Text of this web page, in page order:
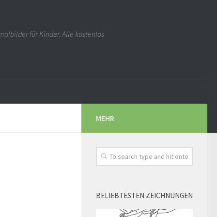
für Kinder. Alle kostenlos
MEHR
BELIEBTESTEN ZEICHNUNGEN